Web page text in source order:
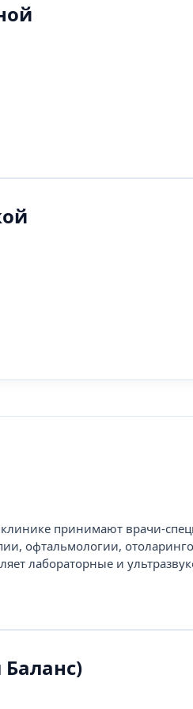
принимают врачи-
офтальмологии,
лабораторные и